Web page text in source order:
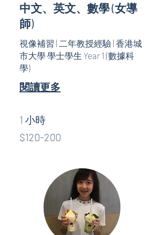
中文、英文、數學 (女導
師)
視像補習 | 二年教授經驗 | 香港城
市大學 學士學生 Year 1 (數據科
學)
閱讀更多
1 小時
200
$120-200